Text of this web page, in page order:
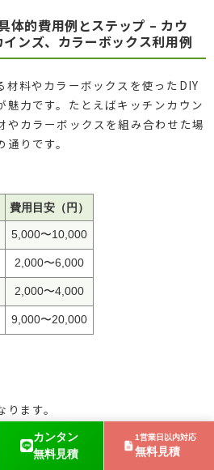
カンタン
無料見積
1営業日以内対応
無料見積
体的費用例とステップ – カウ
ンズ、カラーボックス利用例
材料やカラーボックスを使ったDIY
魅力です。たとえばキッチンカウン
やカラーボックスを組み合わせた場
りです。
費用目安（円）
5,000〜10,000
2,000〜6,000
2,000〜4,000
9,000〜20,000
ます。